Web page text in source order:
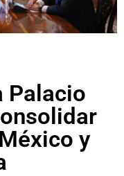
Palacio
y